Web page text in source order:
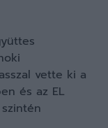
vette ki a
és az EL